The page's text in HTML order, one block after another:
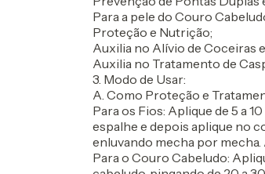
Para a pele do Couro
Proteção e Nutrição;
Auxilia no Alívio de Coceiras
Auxilia no Tratamento de
3. Modo de Usar:
A. Como Proteção e
Para os Fios: Aplique de 5 a
espalhe e depois aplique no
enluvando mecha por mecha.
Para o Couro Cabeludo: